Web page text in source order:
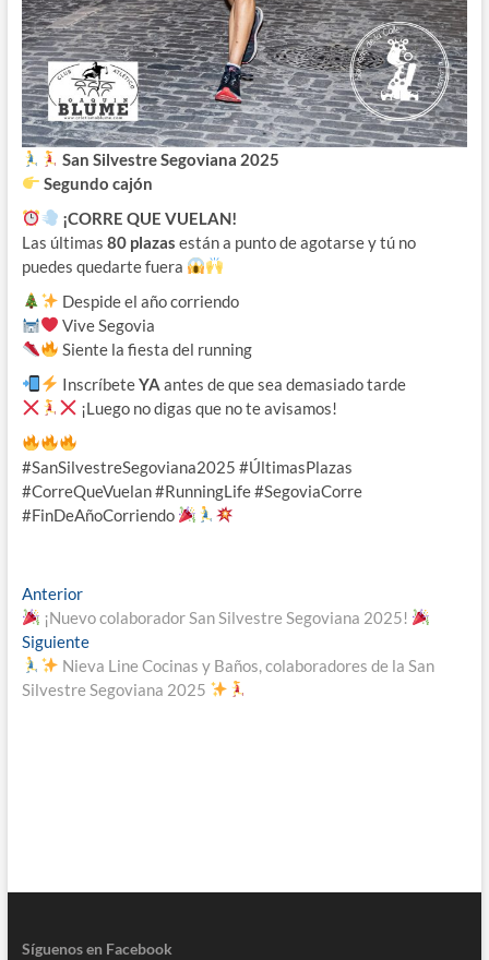
San Silvestre Segoviana 2025
Segundo cajón
¡CORRE QUE VUELAN!
Las últimas 80 plazas están a punto de agotarse y tú no
puedes quedarte fuera
Despide el año corriendo
Vive Segovia
Siente la fiesta del running
InscríbeteYA antes de que sea demasiado tarde
¡Luego no digas que no te avisamos!
#SanSilvestreSegoviana2025 #ÚltimasPlazas
#CorreQueVuelan #RunningLife #SegoviaCorre
#FinDeAñoCorriendo
Navegación
de
entradas
AnteriorEntrada
anterior:
¡Nuevo colaborador San Silvestre Segoviana 2025!
SiguienteEntrada
siguiente:
Nieva Line Cocinas y Baños, colaboradores de la San
Silvestre Segoviana 2025
Síguenos en Facebook